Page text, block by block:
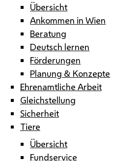
Übersicht
Ankommen in Wien
Beratung
Deutsch lernen
Förderungen
Planung & Konzepte
Ehrenamtliche Arbeit
Gleichstellung
Sicherheit
Tiere
Übersicht
Fundservice